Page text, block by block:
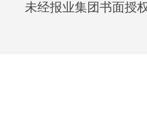
未经报业集团书面授